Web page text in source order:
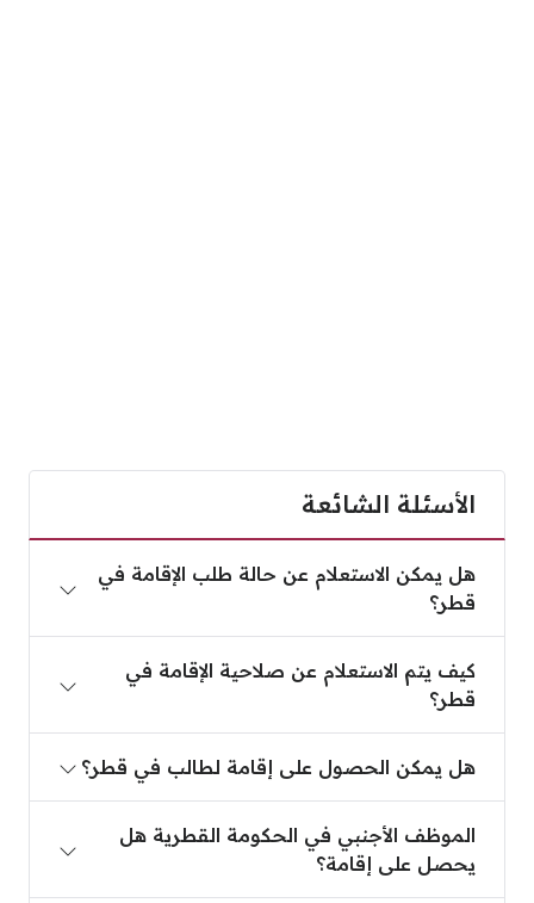
الأسئلة الشائعة
هل يمكن الاستعلام عن حالة طلب الإقامة في
قطر؟
كيف يتم الاستعلام عن صلاحية الإقامة في
قطر؟
هل يمكن الحصول على إقامة لطالب في قطر؟
الموظف الأجنبي في الحكومة القطرية هل
يحصل على إقامة؟